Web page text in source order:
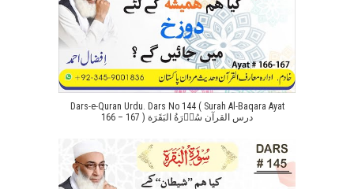
Dars-e-Quran Urdu. Dars No 144 ( Surah Al-Baqara Ayat
166 – 167 ) درس القرآن سُوۡرَةُ البَقَرَة